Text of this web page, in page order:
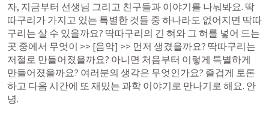
자, 지금부터 선생님 그리고 친구들과 이야기를 나눠봐요. 딱
따구리가 가지고 있는 특별한 것들 중 하나라도 없어지면 딱따
구리는 살 수 있을까요? 딱따구리의 긴 혀와 그 혀를 넣어 드는
곳 중에서 무엇이 >> [음악] >> 먼저 생겼을까요? 딱따구리는
저절로 만들어졌을까요? 아니면 처음부터 이렇게 특별하게
만들어졌을까요? 여러분의 생각은 무엇인가요? 즐겁게 토론
하고 다음 시간에 또 재밌는 과학 이야기로 만나기로 해요. 안
녕.